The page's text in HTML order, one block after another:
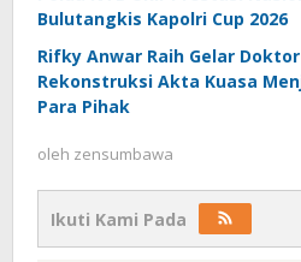
Bulutangkis Kapolri Cup 2026
Rifky Anwar Raih Gelar
Rekonstruksi Akta Kuasa
Para Pihak
oleh zensumbawa
Ikuti Kami Pada